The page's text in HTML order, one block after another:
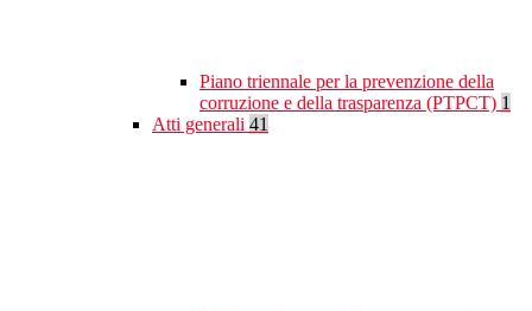
Piano triennale per la prevenzione della
corruzione e della trasparenza (PTPCT) 1
Atti generali 41